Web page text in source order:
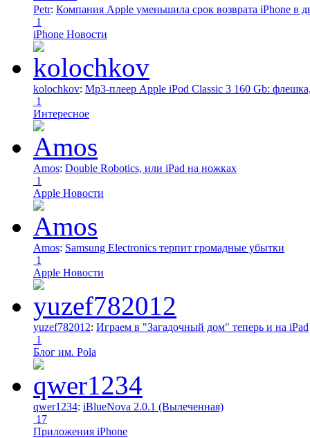
Petr: Компания Apple уменьшила срок возврата iPhone в
1
iPhone Новости
kolochkov: Mp3-плеер Apple iPod Classic 3 160 Gb:
1
Интересное
Amos: Double Robotics, или iPad на ножках
1
Apple Новости
Amos: Samsung Electronics терпит громадные убытки
1
Apple Новости
yuzef782012: Играем в "Загадочный дом" теперь и на iPad
1
Блог им. Pola
qwer1234: iBlueNova 2.0.1 (Вылеченная)
17
Приложения iPhone